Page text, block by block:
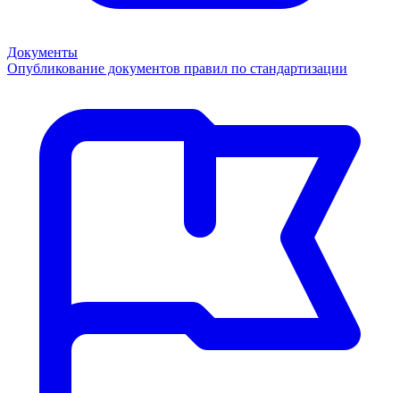
Документы
Опубликование документов правил по стандартизации